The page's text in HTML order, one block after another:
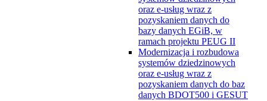
oraz e-usług wraz z
pozyskaniem danych do
bazy danych EGiB, w
ramach projektu PEUG II
Modernizacja i rozbudowa
systemów dziedzinowych
oraz e-usług wraz z
pozyskaniem danych do baz
danych BDOT500 i GESUT